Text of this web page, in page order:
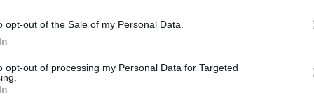
opt-out of the Sale of my Personal Data.
opt-out of processing my Personal Data for Targeted
József Attila - Bohócliga